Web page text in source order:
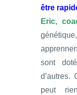
être
Eric,
sont
d’autres.
peut